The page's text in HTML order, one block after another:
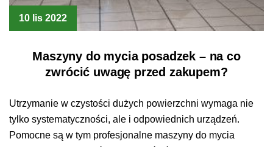
10 lis 2022
Maszyny do mycia posadzek – na co
zwrócić uwagę przed zakupem?
Utrzymanie w czystości dużych powierzchni wymaga nie
tylko systematyczności, ale i odpowiednich urządzeń.
Pomocne są w tym profesjonalne maszyny do mycia